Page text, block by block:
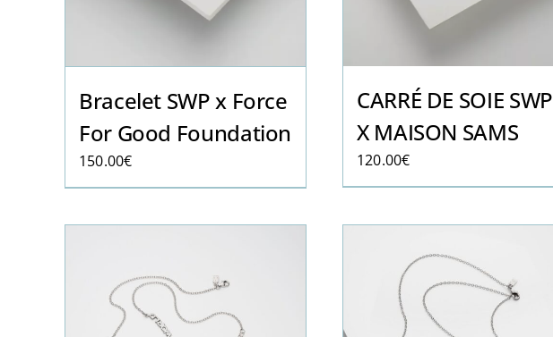
Bracelet SWP x Force
For Good Foundation
150.00€
CARRÉ DE SOIE SWP
X MAISON SAMS
120.00€